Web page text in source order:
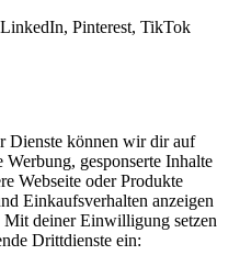
Pinterest, TikTok
Dienste können wir dir auf
Werbung, gesponserte Inhalte
Webseite oder Produkte
Einkaufsverhalten anzeigen
Mit deiner Einwilligung setzen
Drittdienste ein: